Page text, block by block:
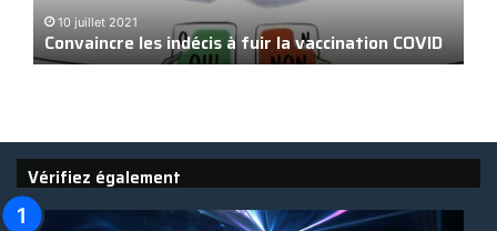
vaccination
COVID
10 juillet 2021
Convaincre les indécis à fuir la vaccination COVID
Vérifiez également